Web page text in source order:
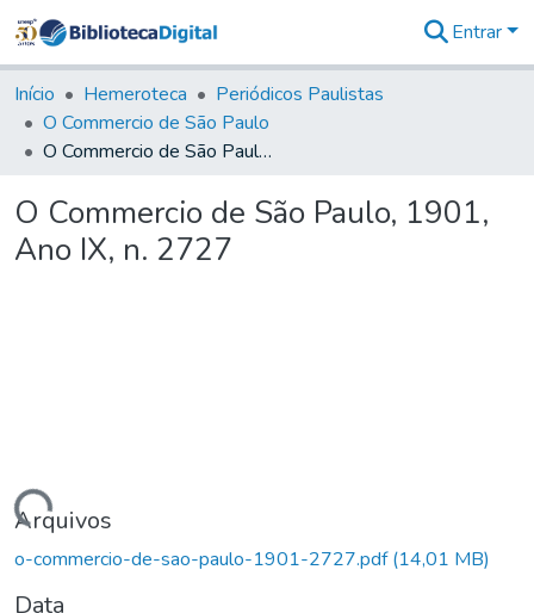
&
Coleções
Tudo na
Biblioteca
Estatísticas
Entrar
Início Hemeroteca
Periódicos Paulistas
O Commercio de São Paulo
O Commercio de São Paulo, 1901, Ano IX, n. 2727
O Commercio de São Paulo, 1901,
Ano IX, n. 2727
Arquivos
o-commercio-de-sao-paulo-1901-2727.pdf(14,01 MB)
Data